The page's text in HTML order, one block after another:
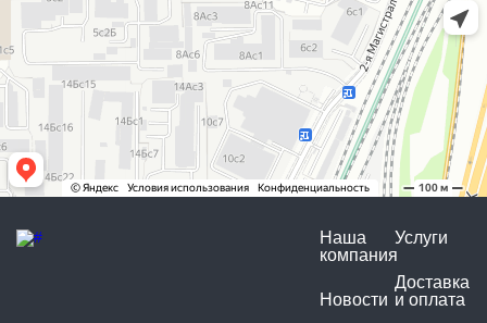
Наша
компания
Новости
Услуги
Доставка
и оплата